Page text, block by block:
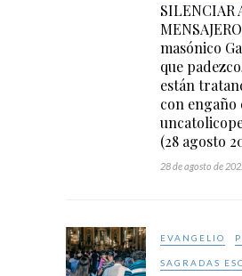
SILENCIAR
masónico
que
están
con engaño
(28 agosto
28 de agosto de
EVANGELIO
SAGRADAS